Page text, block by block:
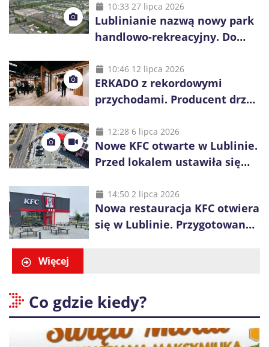
10:33 27 lipca 2026
Lublinianie nazwą nowy park
handlowo-rekreacyjny. Do
10:46 12 lipca 2026
ERKADO z rekordowymi
przychodami. Producent drzwi
inwestycje
12:28 6 lipca 2026
Nowe KFC otwarte w Lublinie.
Przed lokalem ustawiła się
14:50 2 lipca 2026
Nowa restauracja KFC otwiera
się w Lublinie. Przygotowano
Więcej
Co gdzie kiedy?